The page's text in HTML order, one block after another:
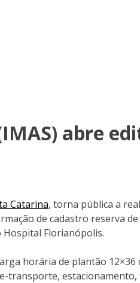
abre
Catarina, torna pública a
de cadastro reserva de
Hospital Florianópolis.
horária de plantão 12×36
transporte, estacionamento,